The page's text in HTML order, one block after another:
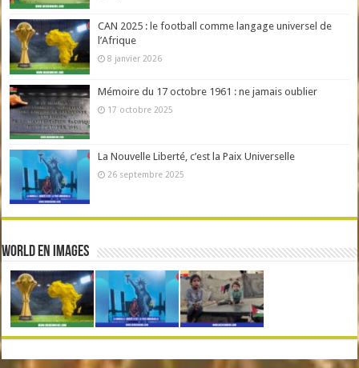
CAN 2025 : le football comme langage universel de
l’Afrique
8 janvier 2026
Mémoire du 17 octobre 1961 : ne jamais oublier
17 octobre 2025
La Nouvelle Liberté, c’est la Paix Universelle
26 septembre 2025
World en Images